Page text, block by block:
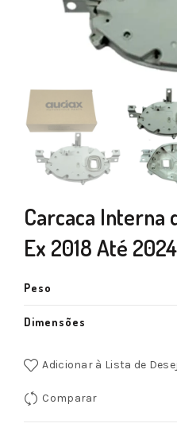
Carcaca Interna
Ex 2018 Até 2024
Peso
Dimensões
Adicionar à Lista de
Comparar